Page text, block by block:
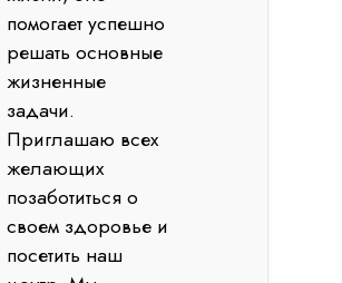
помогает успешно
решать основные
жизненные
задачи.
Приглашаю всех
желающих
позаботиться о
своем здоровье и
посетить наш